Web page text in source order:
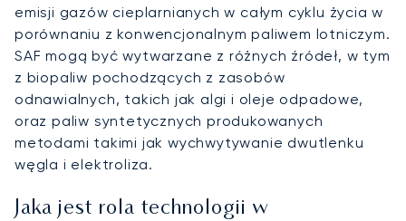
emisji gazów cieplarnianych w całym cyklu życia w
porównaniu z konwencjonalnym paliwem lotniczym.
SAF mogą być wytwarzane z różnych źródeł, w tym
z biopaliw pochodzących z zasobów
odnawialnych, takich jak algi i oleje odpadowe,
oraz paliw syntetycznych produkowanych
metodami takimi jak wychwytywanie dwutlenku
węgla i elektroliza.
Jaka jest rola technologii w